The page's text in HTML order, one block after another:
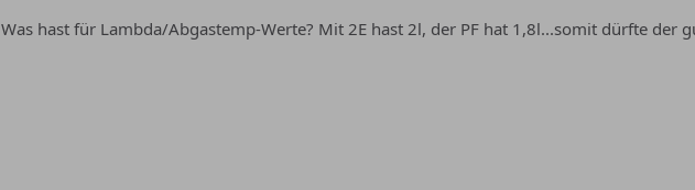
Was hast für Lambda/Abgastemp-Werte? Mit 2E hast 2l, der PF hat 1,8l...somit dürfte der